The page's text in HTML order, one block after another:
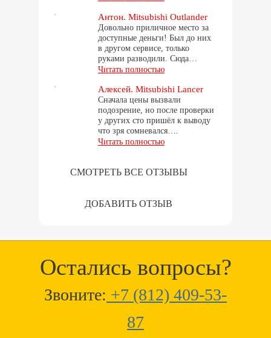
Антон. Mitsubishi Outlander
Довольно приличное место за
доступные деньги! Был до них
в другом сервисе, только
руками разводили. Сюда…
Читать полностью
Алексей. Mitsubishi Lancer
Сначала цены вызвали
подозрение, но после проверки
у других сто пришёл к выводу
что зря сомневался….
Читать полностью
СМОТРЕТЬ ВСЕ ОТЗЫВЫ
ДОБАВИТЬ ОТЗЫВ
Остались вопросы?
Звоните: +7 (812) 409-53-
87